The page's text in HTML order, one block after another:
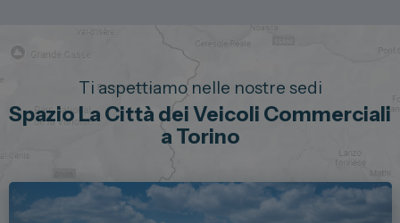
Ti aspettiamo nelle nostre sedi
Spazio La Città dei Veicoli Commerciali
a Torino